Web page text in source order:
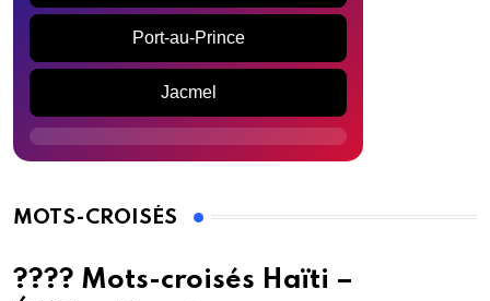
Port-au-Prince
Jacmel
MOTS-CROISÉS
???? Mots-croisés Haïti –